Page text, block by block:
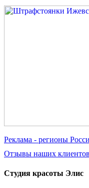
Реклама - регионы
Отзывы наших клиентов
Студия красоты Элис